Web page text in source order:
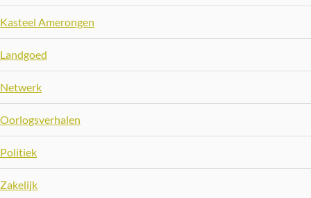
Kasteel Amerongen
Landgoed
Netwerk
Oorlogsverhalen
Politiek
Zakelijk